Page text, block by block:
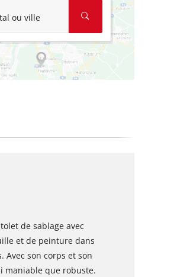
ou ville
de sablage avec
et de peinture dans
Avec son corps et son
maniable que robuste.